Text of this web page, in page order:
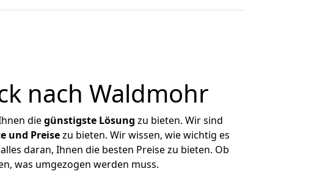
nach Waldmohr
diegünstigste Lösung zu bieten. Wir sind
und Preisezu bieten. Wir wissen, wie wichtig es
daran, Ihnen die besten Preise zu bieten. Ob
was umgezogen werden muss.